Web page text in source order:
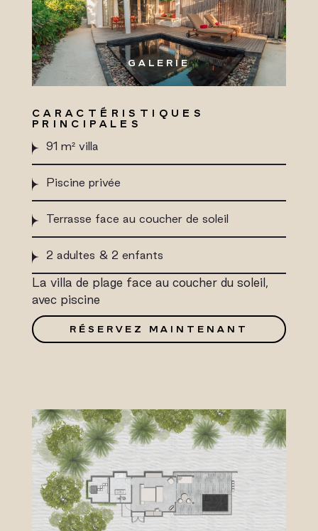
GALERIE
CARACTÉRISTIQUES
PRINCIPALES
91 m² villa
Piscine privée
Terrasse face au coucher de soleil
2 adultes & 2 enfants
La villa de plage face au coucher du soleil,
avec piscine
RÉSERVEZ MAINTENANT